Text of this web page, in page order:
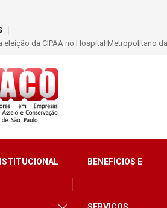
mais de 400 benefícios natalidade
BENEFÍCIOS E